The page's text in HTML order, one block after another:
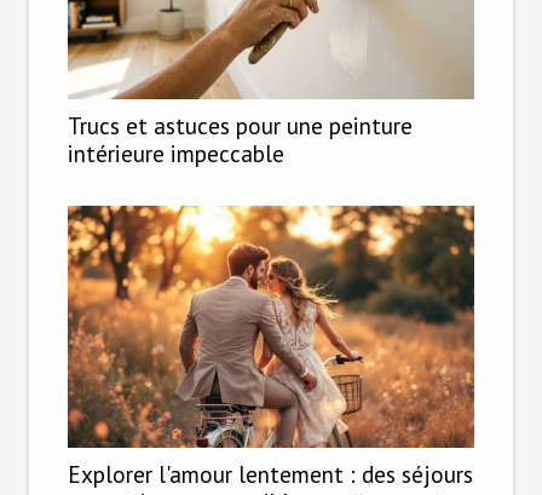
Trucs et astuces pour une peinture
intérieure impeccable
Explorer l'amour lentement : des séjours